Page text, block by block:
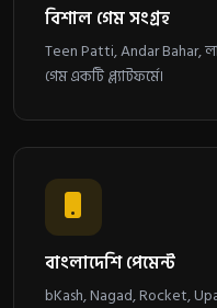
বিশাল গেম সংগ্রহ
Teen Patti, Andar Bahar,
গেম একটি প্ল্যাটফর্মে।
বাংলাদেশি পেমেন্ট
bKash, Nagad, Rocket,